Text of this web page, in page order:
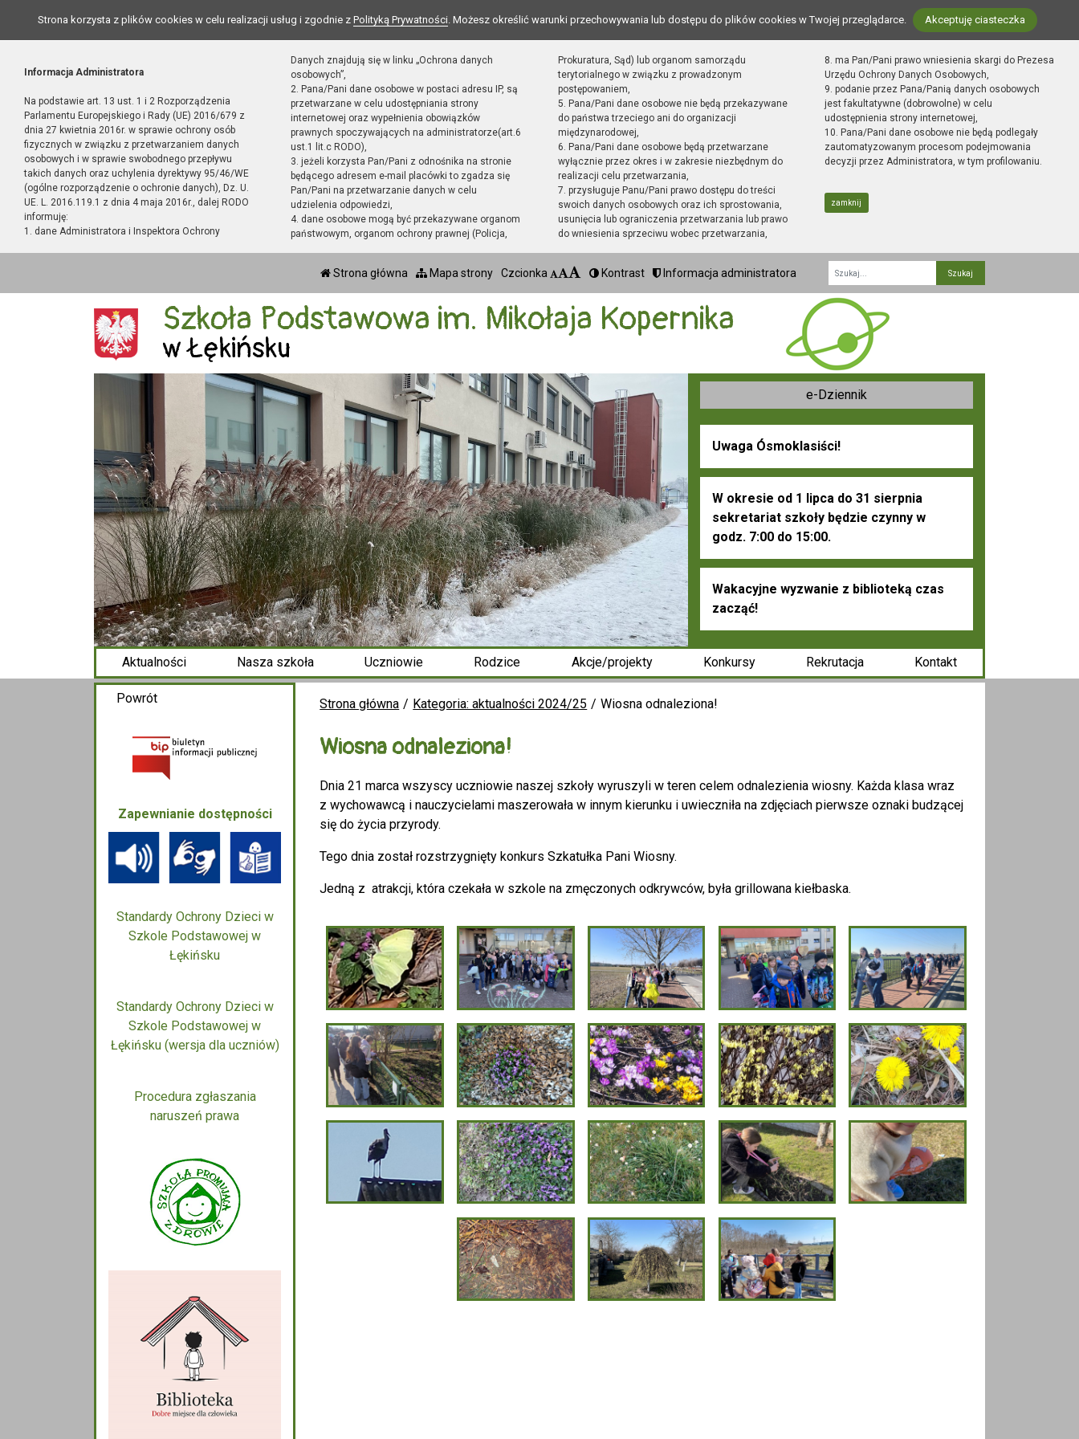
Strona korzysta z plików cookies w celu realizacji usług i zgodnie z Polityką Prywatności. Możesz określić warunki przechowywania lub dostępu do plików cookies w Twojej przeglądarce. Akceptuję ciasteczka
Informacja Administratora
Na podstawie art. 13 ust. 1 i 2 Rozporządzenia
Parlamentu Europejskiego i Rady (UE) 2016/679 z
dnia 27 kwietnia 2016r. w sprawie ochrony osób
fizycznych w związku z przetwarzaniem danych
osobowych i w sprawie swobodnego przepływu
takich danych oraz uchylenia dyrektywy 95/46/WE
(ogólne rozporządzenie o ochronie danych), Dz. U.
UE. L. 2016.119.1 z dnia 4 maja 2016r., dalej RODO
informuję:
1. dane Administratora i Inspektora Ochrony
Danych znajdują się w linku „Ochrona danych
osobowych”,
2. Pana/Pani dane osobowe w postaci adresu IP, są
przetwarzane w celu udostępniania strony
internetowej oraz wypełnienia obowiązków
prawnych spoczywających na administratorze(art.6
ust.1 lit.c RODO),
3. jeżeli korzysta Pan/Pani z odnośnika na stronie
będącego adresem e-mail placówki to zgadza się
Pan/Pani na przetwarzanie danych w celu
udzielenia odpowiedzi,
4. dane osobowe mogą być przekazywane organom
państwowym, organom ochrony prawnej (Policja,
Prokuratura, Sąd) lub organom samorządu
terytorialnego w związku z prowadzonym
postępowaniem,
5. Pana/Pani dane osobowe nie będą przekazywane
do państwa trzeciego ani do organizacji
międzynarodowej,
6. Pana/Pani dane osobowe będą przetwarzane
wyłącznie przez okres i w zakresie niezbędnym do
realizacji celu przetwarzania,
7. przysługuje Panu/Pani prawo dostępu do treści
swoich danych osobowych oraz ich sprostowania,
usunięcia lub ograniczenia przetwarzania lub prawo
do wniesienia sprzeciwu wobec przetwarzania,
8. ma Pan/Pani prawo wniesienia skargi do Prezesa
Urzędu Ochrony Danych Osobowych,
9. podanie przez Pana/Panią danych osobowych
jest fakultatywne (dobrowolne) w celu
udostępnienia strony internetowej,
10. Pana/Pani dane osobowe nie będą podlegały
zautomatyzowanym procesom podejmowania
decyzji przez Administratora, w tym profilowaniu.
zamknij
Strona główna Mapa strony Czcionka Kontrast Informacja administratora
Fraza
Szkoła Podstawowa im. Mikołaja Kopernika
w Łękińsku
e-Dziennik
Uwaga Ósmoklasiści!
W okresie od 1 lipca do 31 sierpnia
sekretariat szkoły będzie czynny w
godz. 7:00 do 15:00.
Wakacyjne wyzwanie z biblioteką czas
zacząć!
Aktualności Nasza szkoła Uczniowie Rodzice Akcje/projekty Konkursy Rekrutacja Kontakt
Strona główna Kategoria: aktualności 2024/25 Wiosna odnaleziona!
Wiosna odnaleziona!
Dnia 21 marca wszyscy uczniowie naszej szkoły wyruszyli w teren celem odnalezienia wiosny. Każda klasa wraz
z wychowawcą i nauczycielami maszerowała w innym kierunku i uwieczniła na zdjęciach pierwsze oznaki budzącej
się do życia przyrody.
Tego dnia został rozstrzygnięty konkurs Szkatułka Pani Wiosny.
Jedną z atrakcji, która czekała w szkole na zmęczonych odkrywców, była grillowana kiełbaska.
Powrót
Zapewnianie dostępności
Standardy Ochrony Dzieci w
Szkole Podstawowej w
Łękińsku
Standardy Ochrony Dzieci w
Szkole Podstawowej w
Łękińsku (wersja dla uczniów)
Procedura zgłaszania
naruszeń prawa